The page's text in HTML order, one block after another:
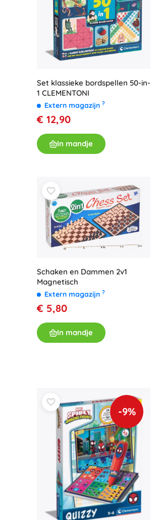
Boeken
Werk-
Voor de
Voor
Meer
Set klassieke bordspellen 50-in-
1 CLEMENTONI
Extern magazijn ?
€ 12,90
In mandje
Schaken en Dammen 2v1
Magnetisch
Extern magazijn ?
€ 5,80
In mandje
-9%